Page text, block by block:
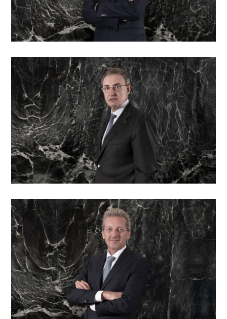
Patrizio Manzuoli
Partner e Responsabile senior delle relazioni con i
clienti
Guido Milone
Responsabile senior delle relazioni con i clienti
Chiara Paini